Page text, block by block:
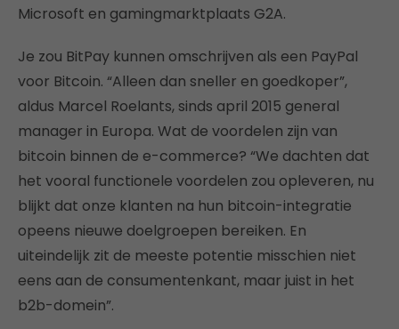
Microsoft en gamingmarktplaats G2A.
Je zou BitPay kunnen omschrijven als een PayPal
voor Bitcoin. “Alleen dan sneller en goedkoper”,
aldus Marcel Roelants, sinds april 2015 general
manager in Europa. Wat de voordelen zijn van
bitcoin binnen de e-commerce? “We dachten dat
het vooral functionele voordelen zou opleveren, nu
blijkt dat onze klanten na hun bitcoin-integratie
opeens nieuwe doelgroepen bereiken. En
uiteindelijk zit de meeste potentie misschien niet
eens aan de consumentenkant, maar juist in het
b2b-domein”.